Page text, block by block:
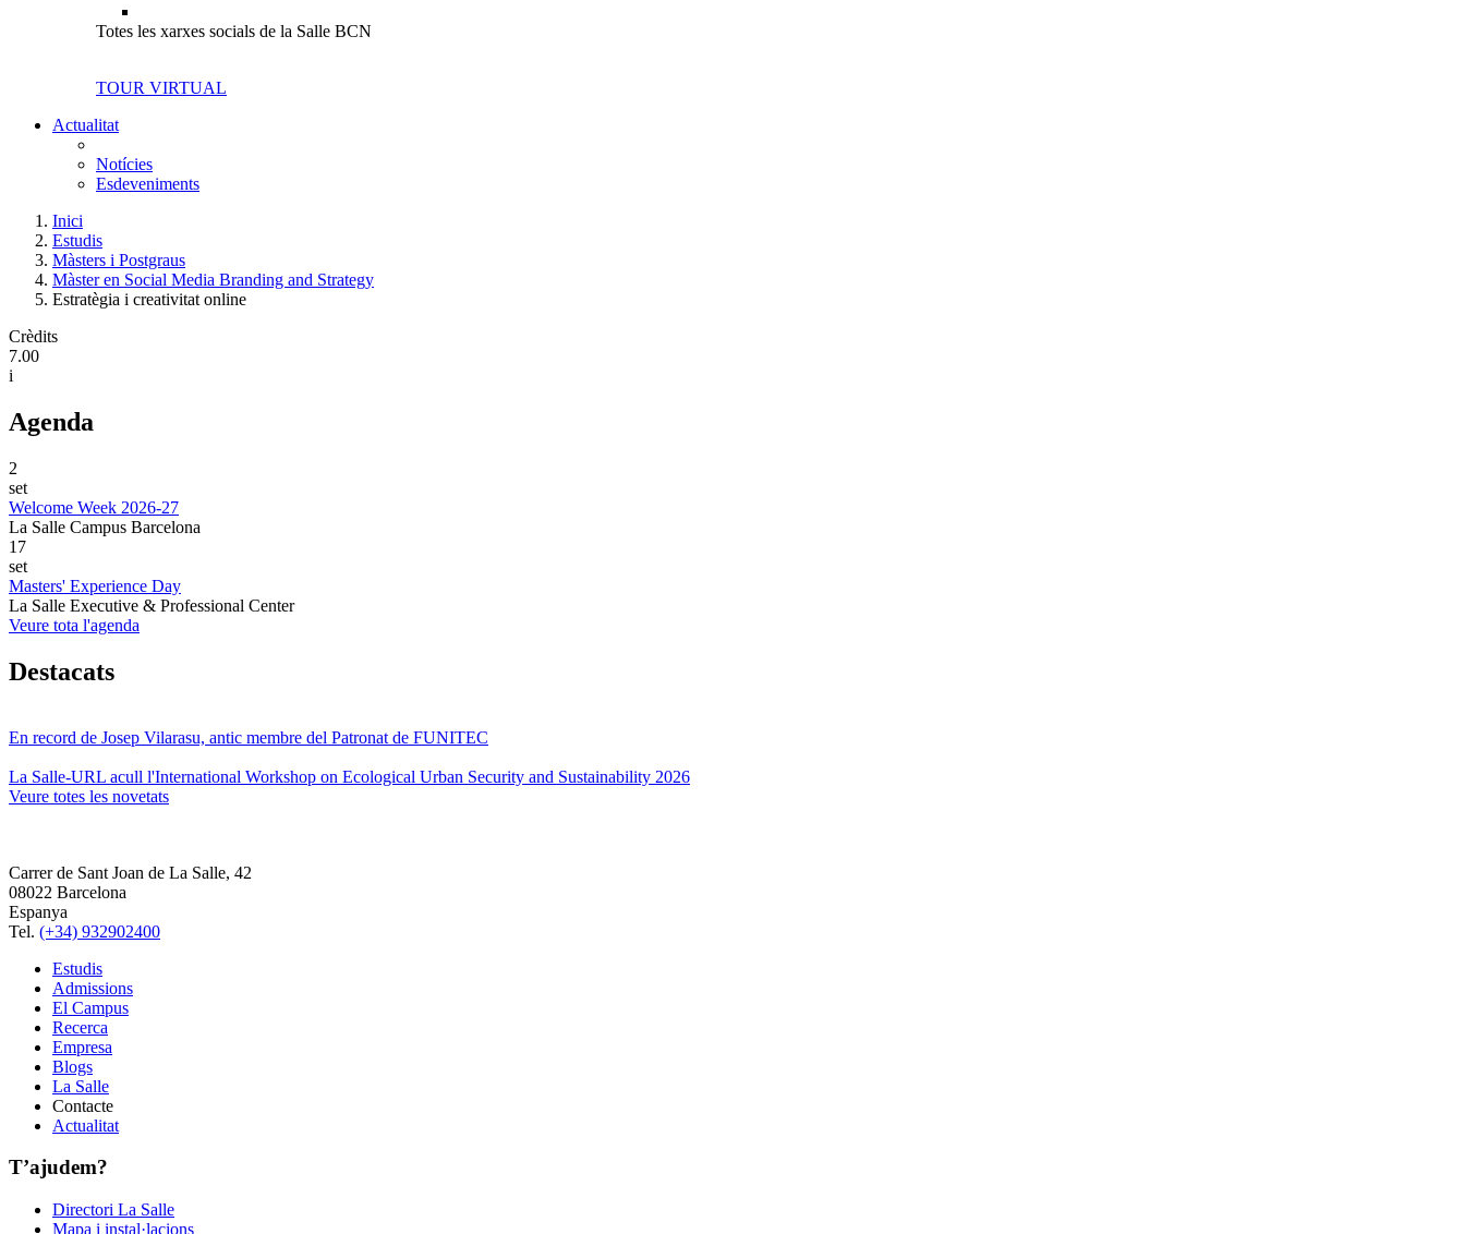
Totes les xarxes socials de la Salle BCN
TOUR VIRTUAL
Actualitat
Notícies
Esdeveniments
Inici
Estudis
Màsters i Postgraus
Màster en Social Media Branding and Strategy
Estratègia i creativitat online
Crèdits
7.00
i
Agenda
2
set
Welcome Week 2026-27
La Salle Campus Barcelona
17
set
Masters' Experience Day
La Salle Executive & Professional Center
Veure tota l'agenda
Destacats
En record de Josep Vilarasu, antic membre del Patronat de FUNITEC
La Salle-URL acull l'International Workshop on Ecological Urban Security and Sustainability 2026
Veure totes les novetats
Carrer de Sant Joan de La Salle, 42
08022 Barcelona
Espanya
Tel. (+34) 932902400
Estudis
Admissions
El Campus
Recerca
Empresa
Blogs
La Salle
Contacte
Actualitat
T’ajudem?
Directori La Salle
Mapa i instal·lacions